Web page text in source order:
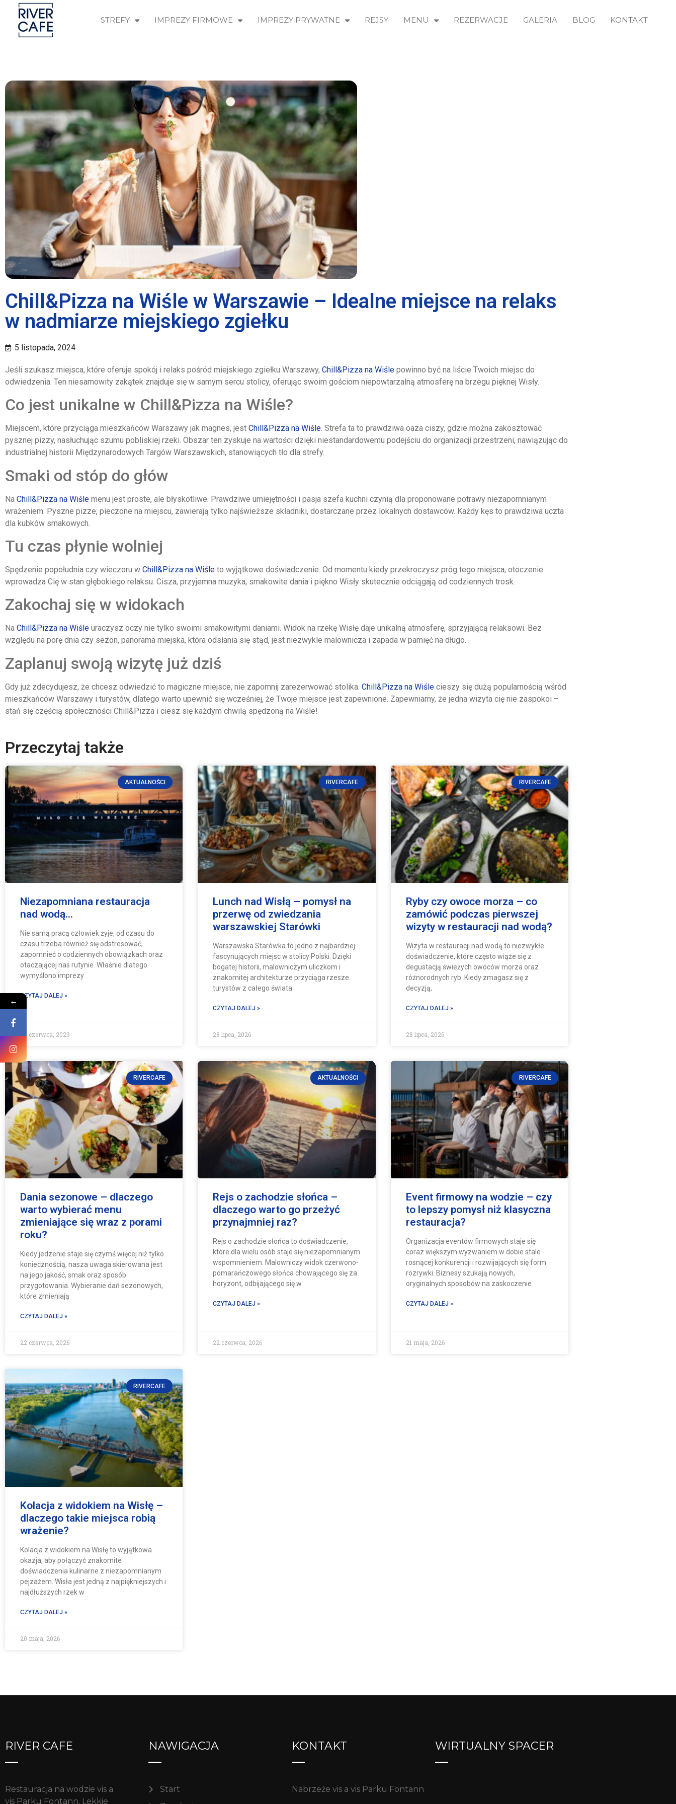
STREFY IMPREZY FIRMOWE IMPREZY PRYWATNE REJSY MENU REZERWACJE GALERIA BLOG KONTAKT
Chill&Pizza na Wiśle w Warszawie – Idealne miejsce na relaks
w nadmiarze miejskiego zgiełku
5 listopada, 2024
Jeśli szukasz miejsca, które oferuje spokój i relaks pośród miejskiego zgiełku Warszawy, Chill&Pizza na Wiśle powinno być na liście Twoich miejsc do
odwiedzenia. Ten niesamowity zakątek znajduje się w samym sercu stolicy, oferując swoim gościom niepowtarzalną atmosferę na brzegu pięknej Wisły.
Co jest unikalne w Chill&Pizza na Wiśle?
Miejscem, które przyciąga mieszkańców Warszawy jak magnes, jest Chill&Pizza na Wiśle. Strefa ta to prawdziwa oaza ciszy, gdzie można zakosztować
pysznej pizzy, nasłuchując szumu pobliskiej rzeki. Obszar ten zyskuje na wartości dzięki niestandardowemu podejściu do organizacji przestrzeni, nawiązując do
industrialnej historii Międzynarodowych Targów Warszawskich, stanowiących tło dla strefy.
Smaki od stóp do głów
Na Chill&Pizza na Wiśle menu jest proste, ale błyskotliwe. Prawdziwe umiejętności i pasja szefa kuchni czynią dla proponowane potrawy niezapomnianym
wrażeniem. Pyszne pizze, pieczone na miejscu, zawierają tylko najświeższe składniki, dostarczane przez lokalnych dostawców. Każdy kęs to prawdziwa uczta
dla kubków smakowych.
Tu czas płynie wolniej
Spędzenie popołudnia czy wieczoru w Chill&Pizza na Wiśle to wyjątkowe doświadczenie. Od momentu kiedy przekroczysz próg tego miejsca, otoczenie
wprowadza Cię w stan głębokiego relaksu. Cisza, przyjemna muzyka, smakowite dania i piękno Wisły skutecznie odciągają od codziennych trosk.
Zakochaj się w widokach
Na Chill&Pizza na Wiśle uraczysz oczy nie tylko swoimi smakowitymi daniami. Widok na rzekę Wisłę daje unikalną atmosferę, sprzyjającą relaksowi. Bez
względu na porę dnia czy sezon, panorama miejska, która odsłania się stąd, jest niezwykle malownicza i zapada w pamięć na długo.
Zaplanuj swoją wizytę już dziś
Gdy już zdecydujesz, że chcesz odwiedzić to magiczne miejsce, nie zapomnij zarezerwować stolika. Chill&Pizza na Wiśle cieszy się dużą popularnością wśród
mieszkańców Warszawy i turystów, dlatego warto upewnić się wcześniej, że Twoje miejsce jest zapewnione. Zapewniamy, że jedna wizyta cię nie zaspokoi –
stań się częścią społeczności Chill&Pizza i ciesz się każdym chwilą spędzoną na Wiśle!
Przeczytaj także
AKTUALNOŚCI
Niezapomniana restauracja
nad wodą…
Nie samą pracą człowiek żyje, od czasu do
czasu trzeba również się odstresować,
zapomnieć o codziennych obowiązkach oraz
otaczającej nas rutynie. Właśnie dlatego
wymyślono imprezy
CZYTAJ DALEJ »
30 czerwca, 2023
RIVERCAFE
Lunch nad Wisłą – pomysł na
przerwę od zwiedzania
warszawskiej Starówki
Warszawska Starówka to jedno z najbardziej
fascynujących miejsc w stolicy Polski. Dzięki
bogatej historii, malowniczym uliczkom i
znakomitej architekturze przyciąga rzesze
turystów z całego świata.
CZYTAJ DALEJ »
28 lipca, 2026
RIVERCAFE
Ryby czy owoce morza – co
zamówić podczas pierwszej
wizyty w restauracji nad wodą?
Wizyta w restauracji nad wodą to niezwykłe
doświadczenie, które często wiąże się z
degustacją świeżych owoców morza oraz
różnorodnych ryb. Kiedy zmagasz się z
decyzją,
CZYTAJ DALEJ »
28 lipca, 2026
RIVERCAFE
Dania sezonowe – dlaczego
warto wybierać menu
zmieniające się wraz z porami
roku?
Kiedy jedzenie staje się czymś więcej niż tylko
koniecznością, nasza uwaga skierowana jest
na jego jakość, smak oraz sposób
przygotowania. Wybieranie dań sezonowych,
które zmieniają
CZYTAJ DALEJ »
22 czerwca, 2026
AKTUALNOŚCI
Rejs o zachodzie słońca –
dlaczego warto go przeżyć
przynajmniej raz?
Rejs o zachodzie słońca to doświadczenie,
które dla wielu osób staje się niezapomnianym
wspomnieniem. Malowniczy widok czerwono-
pomarańczowego słońca chowającego się za
horyzont, odbijającego się w
CZYTAJ DALEJ »
22 czerwca, 2026
RIVERCAFE
Event firmowy na wodzie – czy
to lepszy pomysł niż klasyczna
restauracja?
Organizacja eventów firmowych staje się
coraz większym wyzwaniem w dobie stale
rosnącej konkurencji i rozwijających się form
rozrywki. Biznesy szukają nowych,
oryginalnych sposobów na zaskoczenie
CZYTAJ DALEJ »
21 maja, 2026
RIVERCAFE
Kolacja z widokiem na Wisłę –
dlaczego takie miejsca robią
wrażenie?
Kolacja z widokiem na Wisłę to wyjątkowa
okazja, aby połączyć znakomite
doświadczenia kulinarne z niezapomnianym
pejzażem. Wisła jest jedną z najpiękniejszych i
najdłuższych rzek w
CZYTAJ DALEJ »
20 maja, 2026
RIVER CAFE
Restauracja na wodzie vis a
vis Parku Fontann. Lekkie
NAWIGACJA
Start
KONTAKT
Nabrzeże vis a vis Parku Fontann
WIRTUALNY SPACER
←